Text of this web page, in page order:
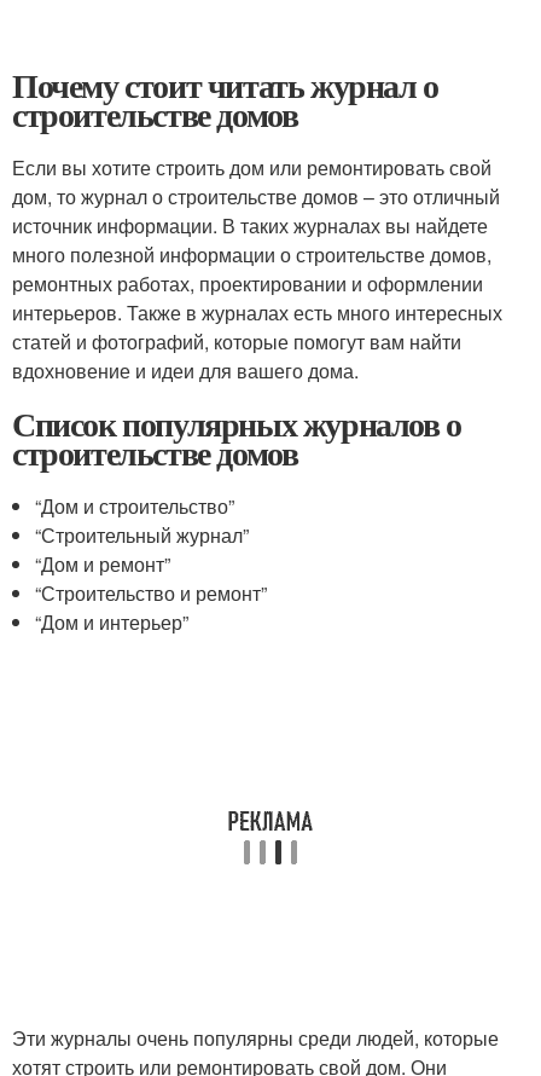
Почему стоит читать журнал о
строительстве домов
Если вы хотите строить дом или ремонтировать свой
дом, то журнал о строительстве домов – это отличный
источник информации. В таких журналах вы найдете
много полезной информации о строительстве домов,
ремонтных работах, проектировании и оформлении
интерьеров. Также в журналах есть много интересных
статей и фотографий, которые помогут вам найти
вдохновение и идеи для вашего дома.
Список популярных журналов о
строительстве домов
“Дом и строительство”
“Строительный журнал”
“Дом и ремонт”
“Строительство и ремонт”
“Дом и интерьер”
Эти журналы очень популярны среди людей, которые
хотят строить или ремонтировать свой дом. Они